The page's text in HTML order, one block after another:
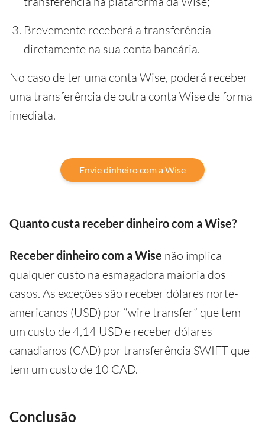
Brevemente receberá a transferência
diretamente na sua conta bancária.
No caso de ter uma conta Wise, poderá receber
uma transferência de outra conta Wise de forma
imediata.
Envie dinheiro com a Wise
Quanto custa receber dinheiro com a Wise?
Receber dinheiro com a Wise não implica
qualquer custo na esmagadora maioria dos
casos. As exceções são receber dólares norte-
americanos (USD) por “wire transfer” que tem
um custo de 4,14 USD e receber dólares
canadianos (CAD) por transferência SWIFT que
tem um custo de 10 CAD.
Conclusão